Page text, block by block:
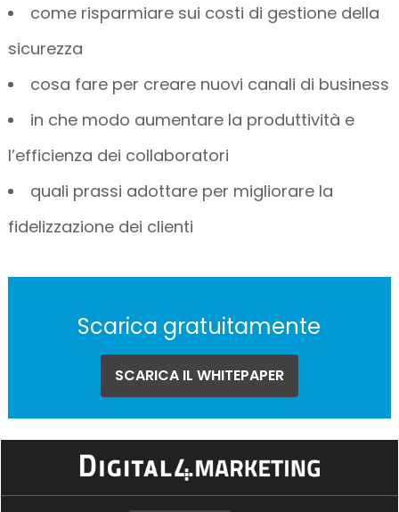
come risparmiare sui costi di gestione della
sicurezza
cosa fare per creare nuovi canali di business
in che modo aumentare la produttività e
l’efficienza dei collaboratori
quali prassi adottare per migliorare la
fidelizzazione dei clienti
Scarica gratuitamente
SCARICA IL WHITEPAPER